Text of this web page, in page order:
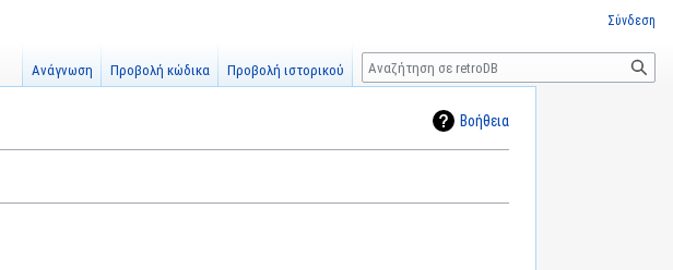
Βοήθεια
Σύνδεση
Ανάγνωση Προβολή κώδικα Προβολή ιστορικού
Αναζήτηση